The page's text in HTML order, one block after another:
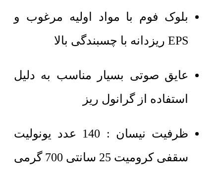
بلوک فوم با مواد اولیه مرغوب و
EPS ریزدانه با چسبندگی بالا
عایق صوتی بسیار مناسب به دلیل
استفاده از گرانول ریز
ظرفیت نیسان : 140 عدد یونولیت
سقفی کرومیت 25 سانتی 700 گرمی